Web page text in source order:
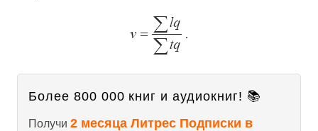
Более 800 000 книг и аудиокниг! 📚
Получи 2 месяца Литрес Подписки в